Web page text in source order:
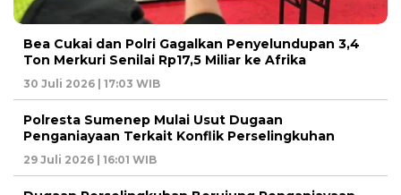
Bea Cukai dan Polri Gagalkan Penyelundupan 3,4
Ton Merkuri Senilai Rp17,5 Miliar ke Afrika
30 Juli 2026 | 17:03 WIB
Polresta Sumenep Mulai Usut Dugaan
Penganiayaan Terkait Konflik Perselingkuhan
29 Juli 2026 | 16:01 WIB